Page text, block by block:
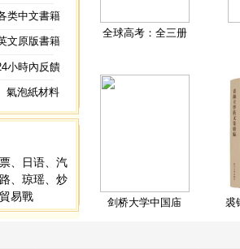
类中文書籍
文原版書籍
小時內反饋
氣泡紙材料
日语
汽
琼瑶
炒
貿易戰
全球高考：全三册
剑桥大学中国庙 裘